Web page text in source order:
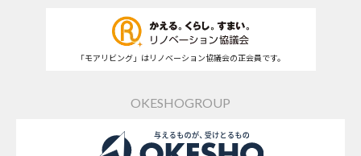
「モアリビング」はリノベーション協議会の正会員です。
OKESHOGROUP